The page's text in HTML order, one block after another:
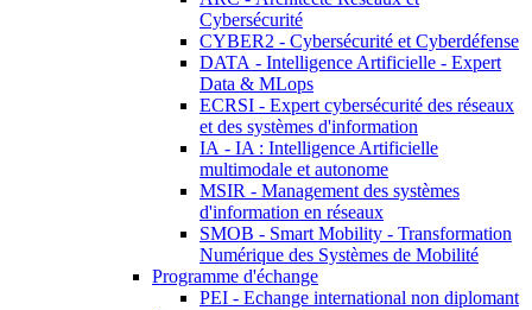
Cybersécurité
CYBER2 - Cybersécurité et Cyberdéfense
DATA - Intelligence Artificielle - Expert
Data & MLops
ECRSI - Expert cybersécurité des réseaux
et des systèmes d'information
IA - IA : Intelligence Artificielle
multimodale et autonome
MSIR - Management des systèmes
d'information en réseaux
SMOB - Smart Mobility - Transformation
Numérique des Systèmes de Mobilité
Programme d'échange
PEI - Echange international non diplomant